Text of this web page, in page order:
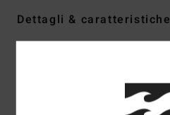
Dettagli & caratteristiche